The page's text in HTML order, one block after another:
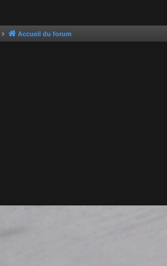
Accueil du forum